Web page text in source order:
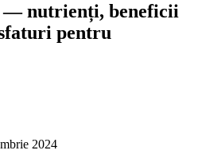
— nutrienți, beneficii
pentru
2024